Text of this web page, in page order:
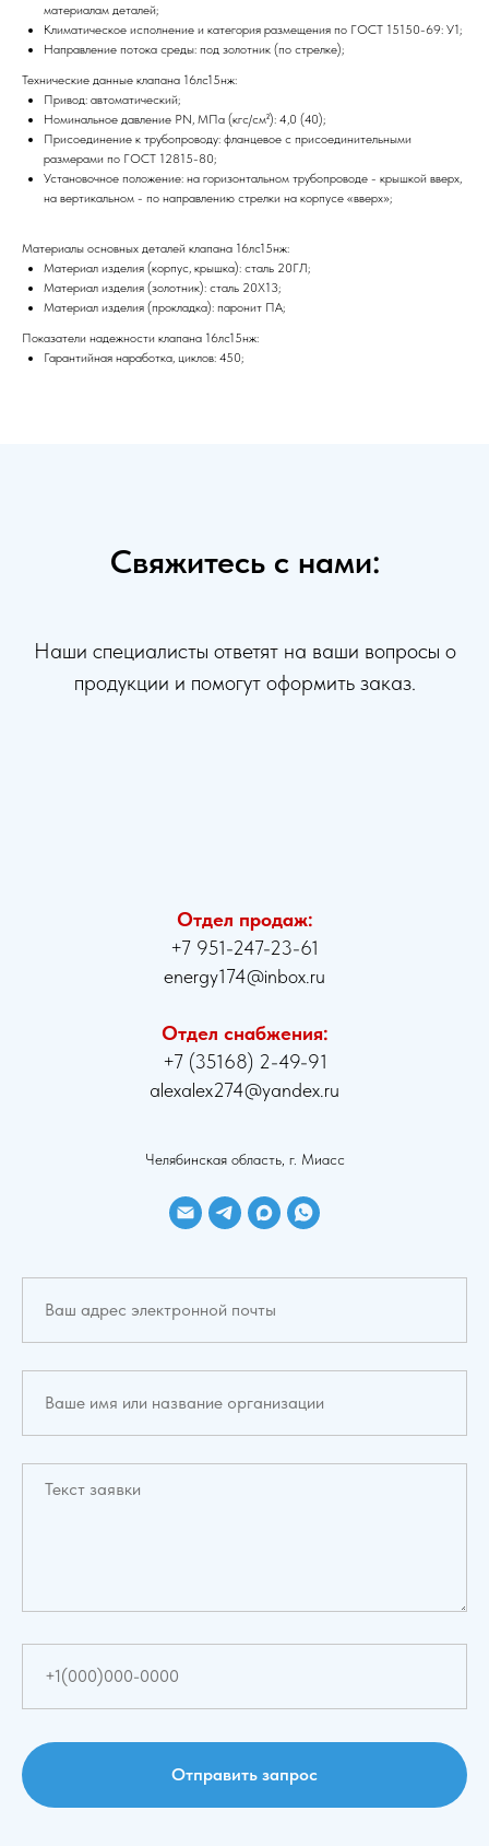
материалам деталей;
Климатическое исполнение и категория размещения по ГОСТ 15150-69: У1;
Направление потока среды: под золотник (по стрелке);
Технические данные клапана 16лс15нж:
Привод: автоматический;
Номинальное давление PN, МПа (кгс/см²): 4,0 (40);
Присоединение к трубопроводу: фланцевое с присоединительными
размерами по ГОСТ 12815-80;
Установочное положение: на горизонтальном трубопроводе - крышкой вверх,
на вертикальном - по направлению стрелки на корпусе «вверх»;
Материалы основных деталей клапана 16лс15нж:
Материал изделия (корпус, крышка): сталь 20ГЛ;
Материал изделия (золотник): сталь 20Х13;
Материал изделия (прокладка): паронит ПА;
Показатели надежности клапана 16лс15нж:
Гарантийная наработка, циклов: 450;
Свяжитесь с нами:
Наши специалисты ответят на ваши вопросы о
продукции и помогут оформить заказ.
Отдел продаж:
+7 951-247-23-61
energy174@inbox.ru
Отдел снабжения:
+7 (35168) 2-49-91
alexalex274@yandex.ru
Челябинская область, г. Миасс
Отправить запрос